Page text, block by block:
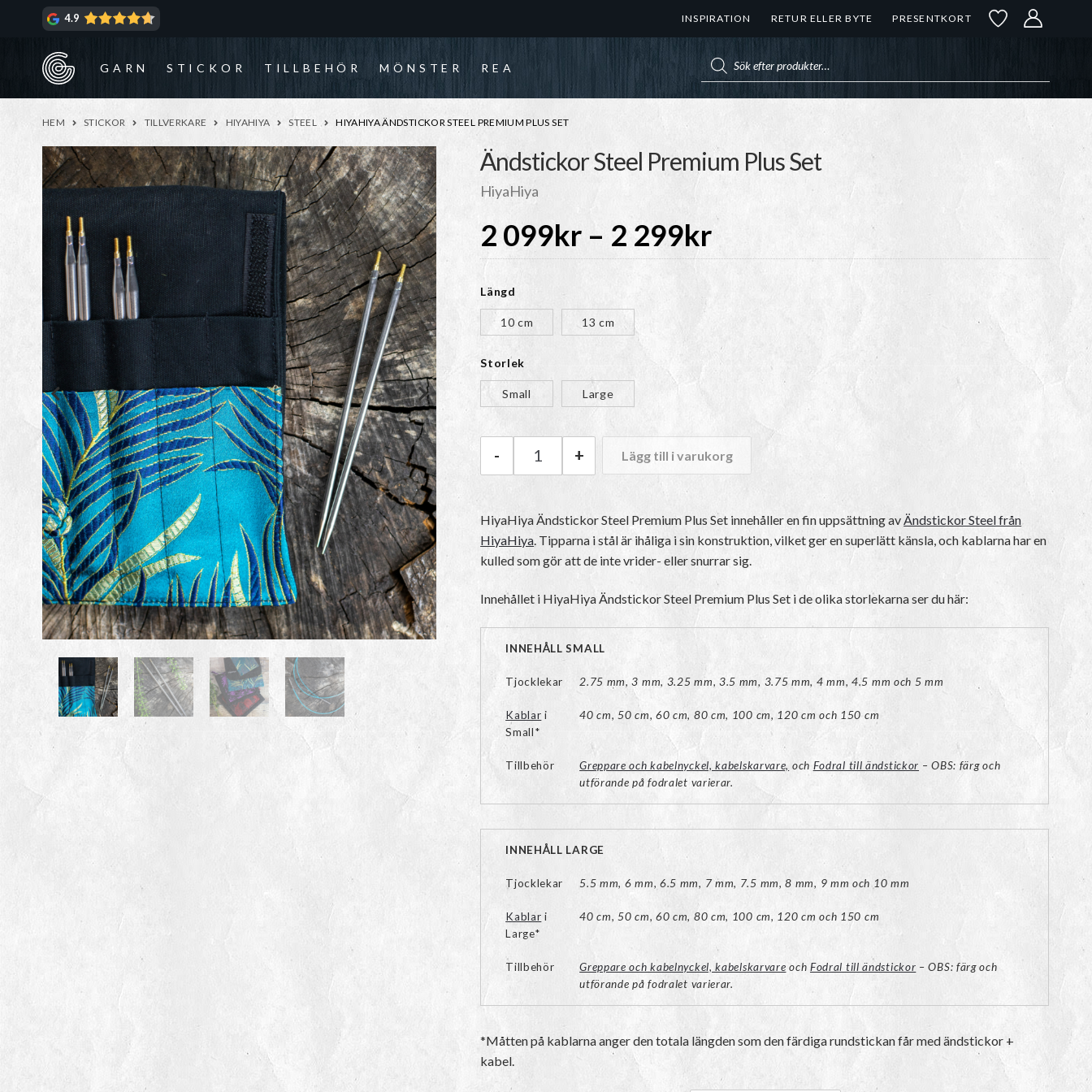
4.9 INSPIRATION RETUR ELLER BYTE PRESENTKORT
GARN STICKOR TILLBEHÖR MÖNSTER REA
HEM STICKOR TILLVERKARE HIYAHIYA STEEL HIYAHIYA ÄNDSTICKOR STEEL PREMIUM PLUS SET
Ändstickor Steel Premium Plus Set
HiyaHiya
2 099kr – 2 299krPrisintervall:
till
299kr
Längd
10 cm 13 cm
Storlek
Small Large
HiyaHiya Ändstickor Steel Premium Plus Set mängd
- + Lägg till i varukorg
HiyaHiya Ändstickor Steel Premium Plus Set innehåller en fin uppsättning av Ändstickor Steel från
HiyaHiya . Tipparna i stål är ihåliga i sin konstruktion, vilket ger en superlätt känsla, och kablarna har en
kulled som gör att de inte vrider- eller snurrar sig.
Innehållet i HiyaHiya Ändstickor Steel Premium Plus Set i de olika storlekarna ser du här:
INNEHÅLL SMALL
Tjocklekar 2.75 mm, 3 mm, 3.25 mm, 3.5 mm, 3.75 mm, 4 mm, 4.5 mm och 5 mm
Kablar i
Small*
40 cm, 50 cm, 60 cm, 80 cm, 100 cm, 120 cm och 150 cm
Tillbehör Greppare och kabelnyckel, kabelskarvare, och Fodral till ändstickor –OBS: färg och
utförande på fodralet varierar.
INNEHÅLL LARGE
Tjocklekar 5.5 mm, 6 mm, 6.5 mm, 7 mm, 7.5 mm, 8 mm, 9 mm och 10 mm
Kablar i
Large*
40 cm, 50 cm, 60 cm, 80 cm, 100 cm, 120 cm och 150 cm
Tillbehör Greppare och kabelnyckel, kabelskarvare och Fodral till ändstickor –OBS: färg och
utförande på fodralet varierar.
*Måtten på kablarna anger den totala längden som den färdiga rundstickan får med ändstickor +
kabel.